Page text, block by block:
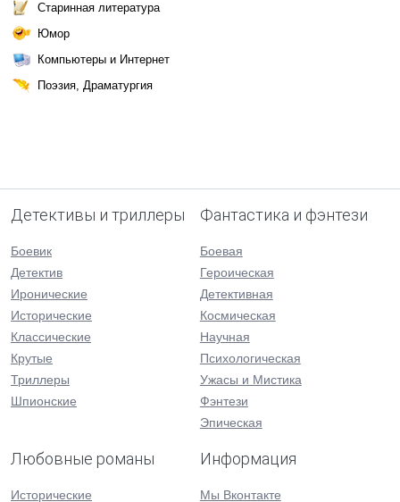
Старинная литература
Юмор
Компьютеры и Интернет
Поэзия, Драматургия
Детективы и триллеры
Боевик
Детектив
Иронические
Исторические
Классические
Крутые
Триллеры
Шпионские
Фантастика и фэнтези
Боевая
Героическая
Детективная
Космическая
Научная
Психологическая
Ужасы и Мистика
Фэнтези
Эпическая
Любовные романы
Исторические
Информация
Мы Вконтакте